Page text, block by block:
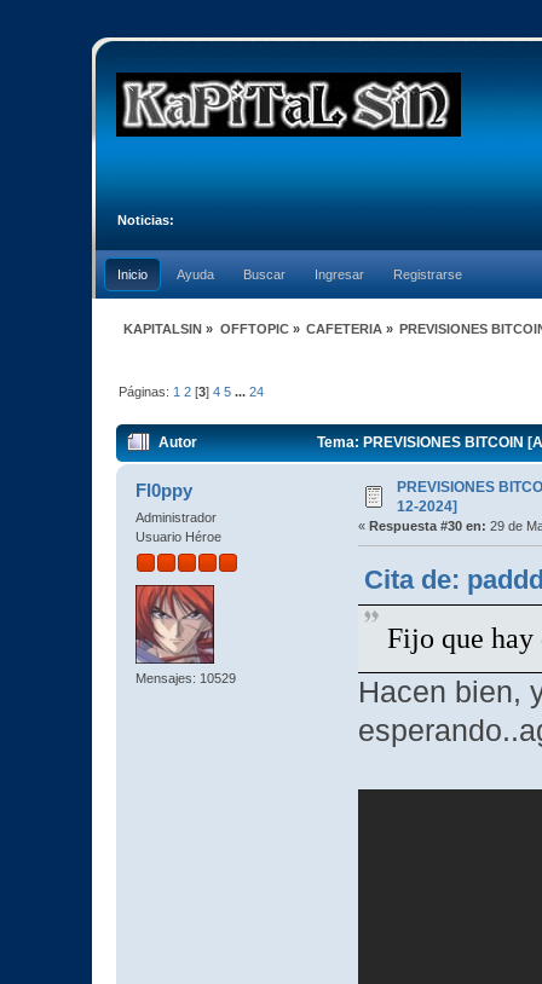
Noticias:
Inicio Ayuda Buscar Ingresar Registrarse
KAPITALSIN » OFFTOPIC» CAFETERIA» PREVISIONES
Páginas: 1 2 [3]4 5 ...24
Autor Tema: PREVISIONES BITCOIN
Fl0ppy
Administrador
Usuario Héroe
Mensajes: 10529
PREVISIONES
12-2024]
« Respuesta #30 en: 29 de
Cita de:
Fijo que hay
Hacen bien,